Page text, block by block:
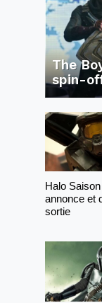
The
spin-
Halo
annonce et
sortie